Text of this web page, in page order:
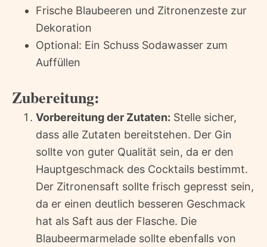
Frische Blaubeeren und Zitronenzeste zur
Dekoration
Optional: Ein Schuss Sodawasser zum
Auffüllen
Zubereitung:
Vorbereitung der Zutaten: Stelle sicher,
dass alle Zutaten bereitstehen. Der Gin
sollte von guter Qualität sein, da er den
Hauptgeschmack des Cocktails bestimmt.
Der Zitronensaft sollte frisch gepresst sein,
da er einen deutlich besseren Geschmack
hat als Saft aus der Flasche. Die
Blaubeermarmelade sollte ebenfalls von